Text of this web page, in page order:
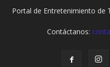
Portal de Entretenimiento de
Contáctanos: